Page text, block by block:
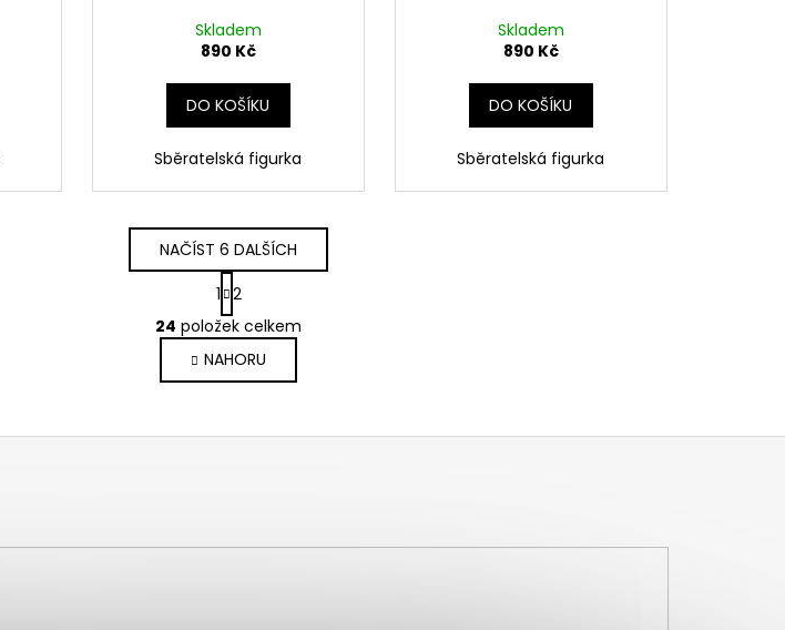
Skladem
890 Kč
DO KOŠÍKU
Sběratelská figurka
Skladem
890 Kč
DO KOŠÍKU
Sběratelská figurka
O
v
l
á
a
NAČÍST 6 DALŠÍCH
S
t
r
á
n
k
1 2
24 položek celkem
NAHORU